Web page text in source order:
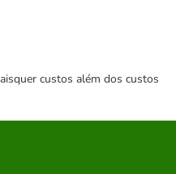
custos além dos custos